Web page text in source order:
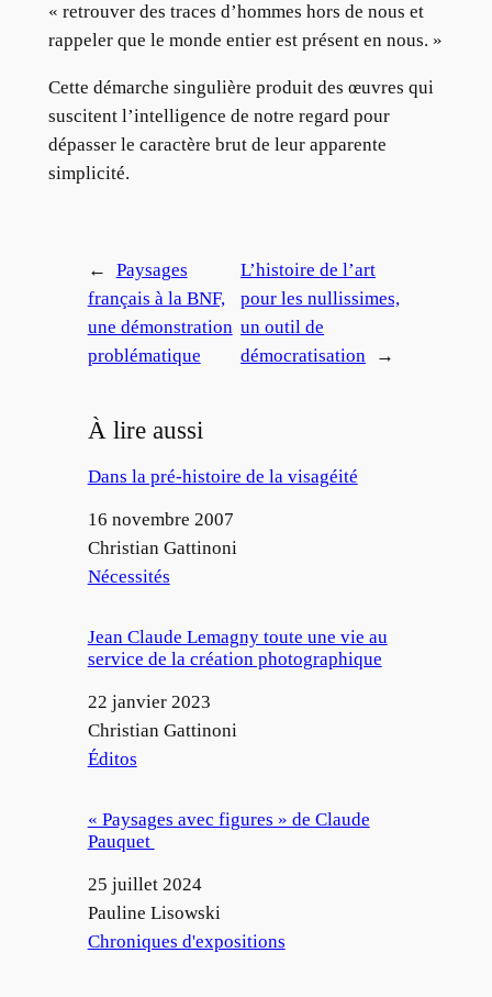
« retrouver des traces d’hommes hors de nous et
rappeler que le monde entier est présent en nous. »
Cette démarche singulière produit des œuvres qui
suscitent l’intelligence de notre regard pour
dépasser le caractère brut de leur apparente
simplicité.
←
Paysages
français à la BNF,
une démonstration
problématique
L’histoire de l’art
pour les nullissimes,
un outil de
démocratisation
→
À lire aussi
Dans la pré-histoire de la visagéité
Date
16 novembre 2007
Auteur
Christian Gattinoni
Par rapport à
Nécessités
Jean Claude Lemagny toute une vie au
service de la création photographique
Date
22 janvier 2023
Auteur
Christian Gattinoni
Par rapport à
Éditos
« Paysages avec figures » de Claude
Pauquet
Date
25 juillet 2024
Auteur
Pauline Lisowski
Par rapport à
Chroniques d'expositions